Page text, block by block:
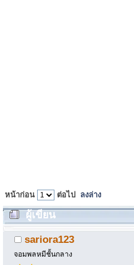
หน้าก่อน ต่อไป ลงล่าง
ผู้เขียน
ครั้ง)
sariora123
จอมพลหมีชั้นกลาง